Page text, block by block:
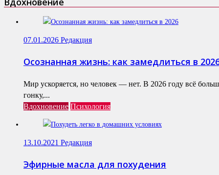
07.01.2026 Редакция
Осознанная жизнь: как замедлиться в
Мир ускоряется, но человек — нет. В 2026 году всё
гонку,...
Вдохновение Психология
13.10.2021 Редакция
Эфирные масла для похудения